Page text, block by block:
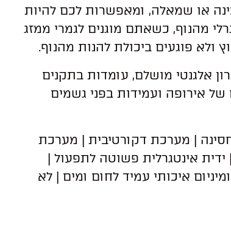
או שמאלה, ומאפשרות לכם להיות
מהנוף, כשאתם מוגנים לגמרי ממזג
ולא פוגעים ביכולת להנות מהנוף.
אלגנטי מושלם, עומדות בתקנים
של אירופה ועמידות בפני גשמים
| מערכת דקורטיבית | מערכת
| ידית אינטגרלית פשוטה לתפעול |
איכותי עמיד לחום ומים | לא